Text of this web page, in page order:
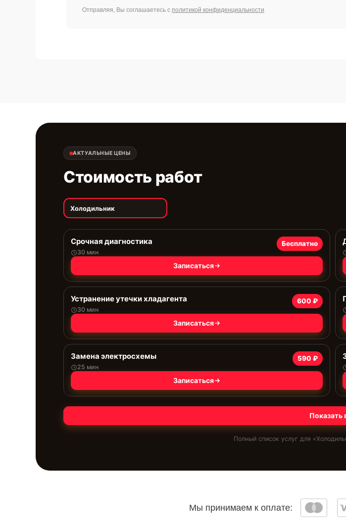
Отправляя, Вы соглашаетесь с политикой конфиденциальности
АКТУАЛЬНЫЕ ЦЕНЫ
Стоимость работ
Холодильник
Срочная диагностика
30 мин
Бесплатно
Записаться
Устранение утечки хладагента
30 мин
600 ₽
Записаться
Замена электросхемы
25 мин
590 ₽
Записаться
Показать
Полный список услуг для «
Мы принимаем к оплате: